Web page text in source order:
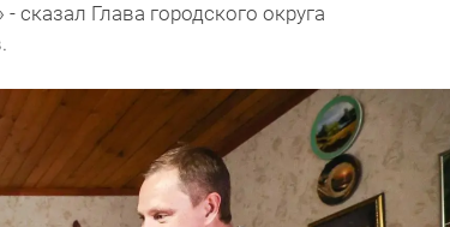
- сказал Глава городского округа